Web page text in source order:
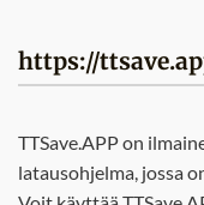
https://
TTSave.APP on
latausohjelma, jossa